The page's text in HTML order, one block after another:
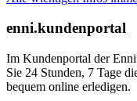
enni.kundenportal
Im Kundenportal der
Sie 24 Stunden, 7 Tage
bequem online erledigen.